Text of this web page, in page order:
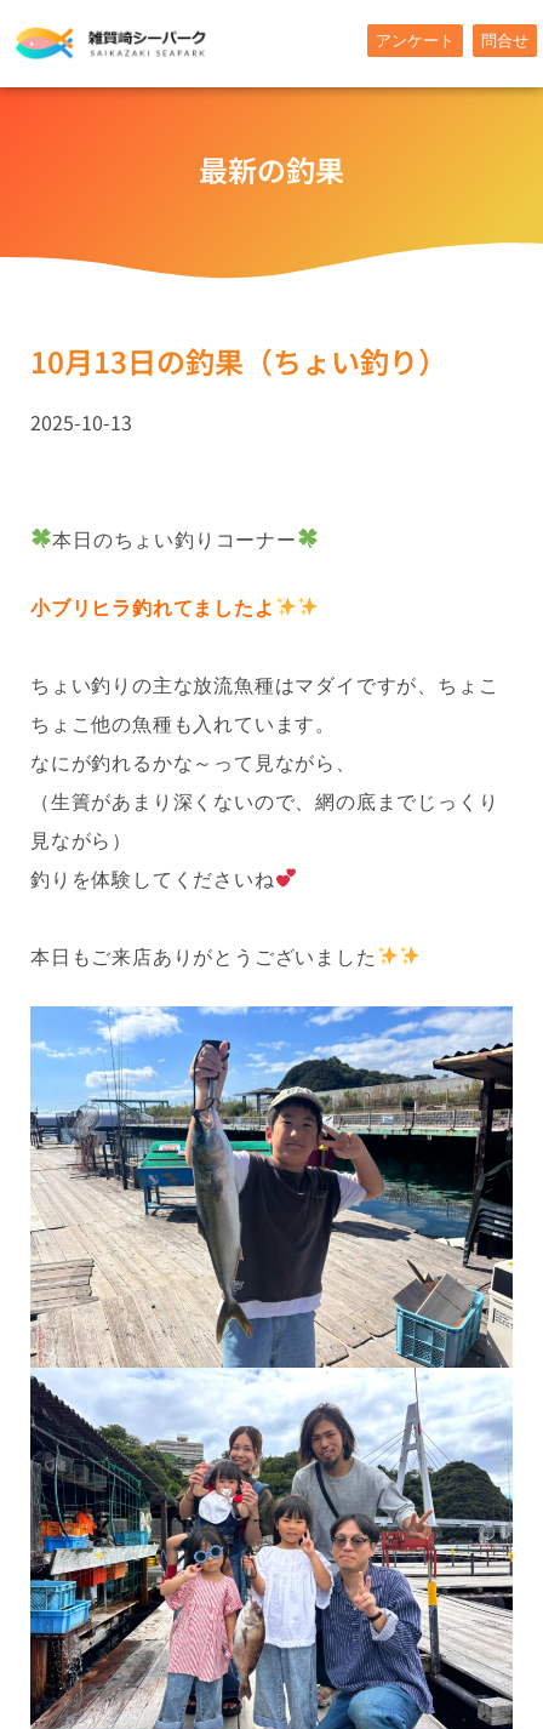
容
アンケート 問合せ
最新の釣果
10月13日の釣果（ちょい釣り）
2025-10-13
本日のちょい釣りコーナー
小ブリヒラ釣れてましたよ
ちょい釣りの主な放流魚種はマダイですが、ちょこ
ちょこ他の魚種も入れています。
なにが釣れるかな～って見ながら、
（生簀があまり深くないので、網の底までじっくり
見ながら）
釣りを体験してくださいね
本日もご来店ありがとうございました